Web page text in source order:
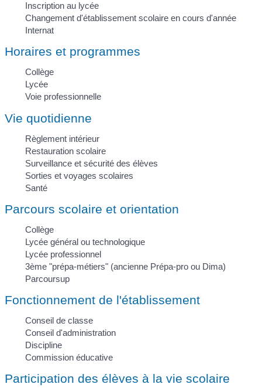
Inscription au lycée
Changement d'établissement scolaire en cours d'année
Internat
Horaires et programmes
Collège
Lycée
Voie professionnelle
Vie quotidienne
Règlement intérieur
Restauration scolaire
Surveillance et sécurité des élèves
Sorties et voyages scolaires
Santé
Parcours scolaire et orientation
Collège
Lycée général ou technologique
Lycée professionnel
3ème "prépa-métiers" (ancienne Prépa-pro ou Dima)
Parcoursup
Fonctionnement de l'établissement
Conseil de classe
Conseil d'administration
Discipline
Commission éducative
Participation des élèves à la vie scolaire